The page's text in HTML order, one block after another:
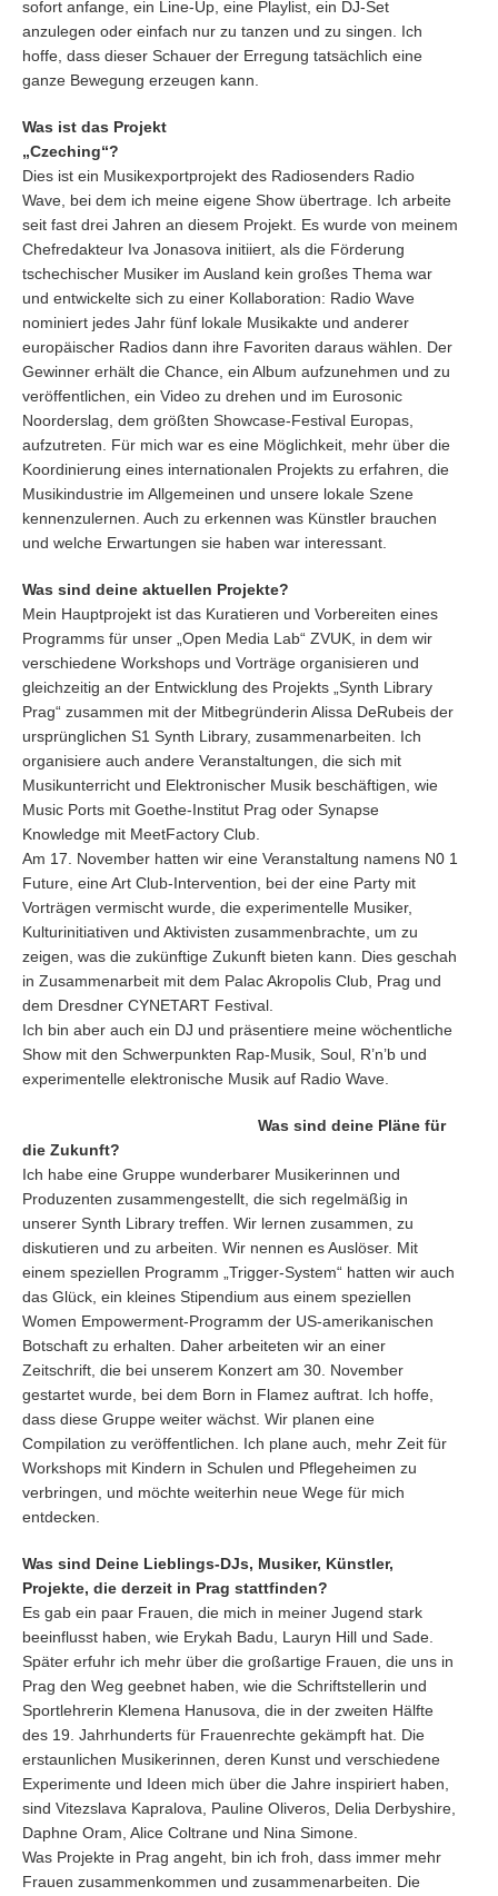
sofort anfange, ein Line-Up, eine Playlist, ein DJ-Set
anzulegen oder einfach nur zu tanzen und zu singen. Ich
hoffe, dass dieser Schauer der Erregung tatsächlich eine
ganze Bewegung erzeugen kann.
Was ist das Projekt
„Czeching“?
Dies ist ein Musikexportprojekt des Radiosenders Radio
Wave, bei dem ich meine eigene Show übertrage. Ich arbeite
seit fast drei Jahren an diesem Projekt. Es wurde von meinem
Chefredakteur Iva Jonasova initiiert, als die Förderung
tschechischer Musiker im Ausland kein großes Thema war
und entwickelte sich zu einer Kollaboration: Radio Wave
nominiert jedes Jahr fünf lokale Musikakte und anderer
europäischer Radios dann ihre Favoriten daraus wählen. Der
Gewinner erhält die Chance, ein Album aufzunehmen und zu
veröffentlichen, ein Video zu drehen und im Eurosonic
Noorderslag, dem größten Showcase-Festival Europas,
aufzutreten. Für mich war es eine Möglichkeit, mehr über die
Koordinierung eines internationalen Projekts zu erfahren, die
Musikindustrie im Allgemeinen und unsere lokale Szene
kennenzulernen. Auch zu erkennen was Künstler brauchen
und welche Erwartungen sie haben war interessant.
Was sind deine aktuellen Projekte?
Mein Hauptprojekt ist das Kuratieren und Vorbereiten eines
Programms für unser „Open Media Lab“ ZVUK, in dem wir
verschiedene Workshops und Vorträge organisieren und
gleichzeitig an der Entwicklung des Projekts „Synth Library
Prag“ zusammen mit der Mitbegründerin Alissa DeRubeis der
ursprünglichen S1 Synth Library, zusammenarbeiten. Ich
organisiere auch andere Veranstaltungen, die sich mit
Musikunterricht und Elektronischer Musik beschäftigen, wie
Music Ports mit Goethe-Institut Prag oder Synapse
Knowledge mit MeetFactory Club.
Am 17. November hatten wir eine Veranstaltung namens N0 1
Future, eine Art Club-Intervention, bei der eine Party mit
Vorträgen vermischt wurde, die experimentelle Musiker,
Kulturinitiativen und Aktivisten zusammenbrachte, um zu
zeigen, was die zukünftige Zukunft bieten kann. Dies geschah
in Zusammenarbeit mit dem Palac Akropolis Club, Prag und
dem Dresdner CYNETART Festival.
Ich bin aber auch ein DJ und präsentiere meine wöchentliche
Show mit den Schwerpunkten Rap-Musik, Soul, R’n’b und
experimentelle elektronische Musik auf Radio Wave.
Was sind deine Pläne für
die Zukunft?
Ich habe eine Gruppe wunderbarer Musikerinnen und
Produzenten zusammengestellt, die sich regelmäßig in
unserer Synth Library treffen. Wir lernen zusammen, zu
diskutieren und zu arbeiten. Wir nennen es Auslöser. Mit
einem speziellen Programm „Trigger-System“ hatten wir auch
das Glück, ein kleines Stipendium aus einem speziellen
Women Empowerment-Programm der US-amerikanischen
Botschaft zu erhalten. Daher arbeiteten wir an einer
Zeitschrift, die bei unserem Konzert am 30. November
gestartet wurde, bei dem Born in Flamez auftrat. Ich hoffe,
dass diese Gruppe weiter wächst. Wir planen eine
Compilation zu veröffentlichen. Ich plane auch, mehr Zeit für
Workshops mit Kindern in Schulen und Pflegeheimen zu
verbringen, und möchte weiterhin neue Wege für mich
entdecken.
Was sind Deine Lieblings-DJs, Musiker, Künstler,
Projekte, die derzeit in Prag stattfinden?
Es gab ein paar Frauen, die mich in meiner Jugend stark
beeinflusst haben, wie Erykah Badu, Lauryn Hill und Sade.
Später erfuhr ich mehr über die großartige Frauen, die uns in
Prag den Weg geebnet haben, wie die Schriftstellerin und
Sportlehrerin Klemena Hanusova, die in der zweiten Hälfte
des 19. Jahrhunderts für Frauenrechte gekämpft hat. Die
erstaunlichen Musikerinnen, deren Kunst und verschiedene
Experimente und Ideen mich über die Jahre inspiriert haben,
sind Vitezslava Kapralova, Pauline Oliveros, Delia Derbyshire,
Daphne Oram, Alice Coltrane und Nina Simone.
Was Projekte in Prag angeht, bin ich froh, dass immer mehr
Frauen zusammenkommen und zusammenarbeiten. Die